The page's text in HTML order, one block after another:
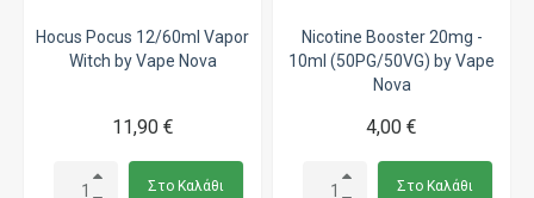
Hocus Pocus 12/60ml Vapor
Witch by Vape Nova
11,90 €
Στο Καλάθι
Nicotine Booster 20mg -
10ml (50PG/50VG) by Vape
Nova
4,00 €
Στο Καλάθι